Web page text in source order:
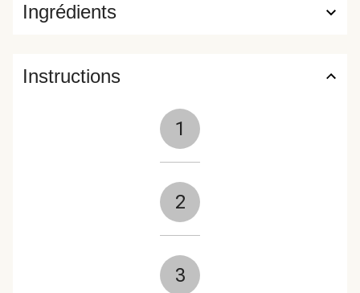
Ingrédients
Instructions
1
2
3